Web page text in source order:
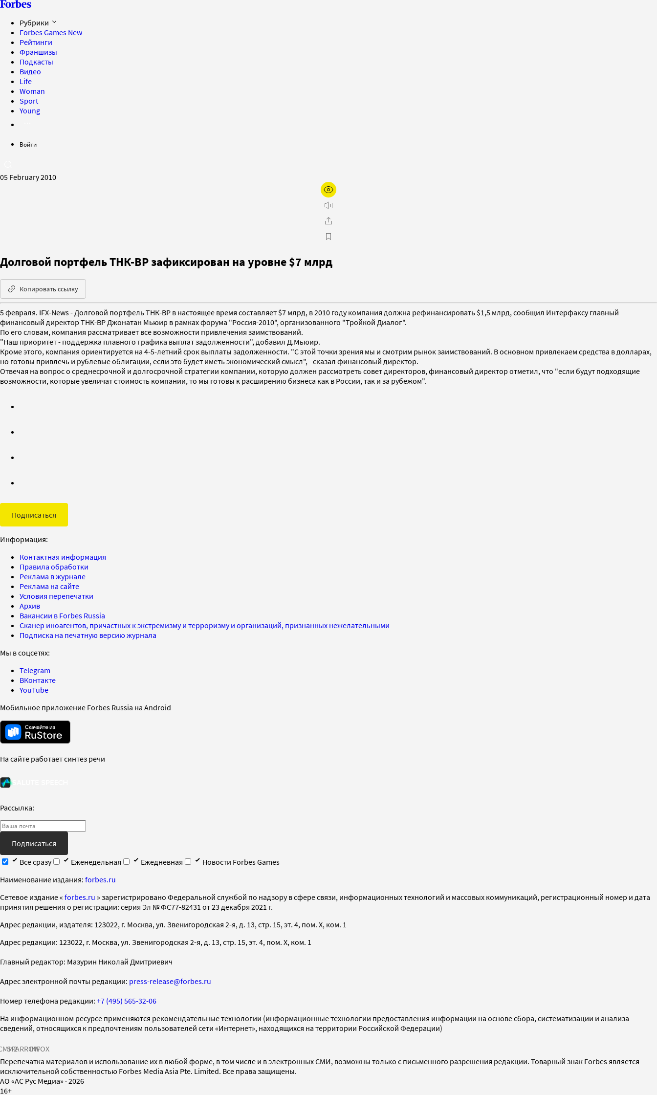
Рубрики
Forbes Games New
Рейтинги
Франшизы
Подкасты
Видео
Life
Woman
Sport
Young
Войти
05 February 2010
Долговой портфель ТНК-BP зафиксирован на уровне $7 млрд
Копировать ссылку
5 февраля. IFX-News - Долговой портфель ТНК-BP в настоящее время составляет $7 млрд, в 2010 году компания должна рефинансировать $1,5 млрд, сообщил Интерфаксу главный
финансовый директор ТНК-BP Джонатан Мьюир в рамках форума "Россия-2010", организованного "Тройкой Диалог".
По его словам, компания рассматривает все возможности привлечения заимствований.
"Наш приоритет - поддержка плавного графика выплат задолженности", добавил Д.Мьюир.
Кроме этого, компания ориентируется на 4-5-летний срок выплаты задолженности. "С этой точки зрения мы и смотрим рынок заимствований. В основном привлекаем средства в долларах,
но готовы привлечь и рублевые облигации, если это будет иметь экономический смысл", - сказал финансовый директор.
Отвечая на вопрос о среднесрочной и долгосрочной стратегии компании, которую должен рассмотреть совет директоров, финансовый директор отметил, что "если будут подходящие
возможности, которые увеличат стоимость компании, то мы готовы к расширению бизнеса как в России, так и за рубежом".
Подписаться
Информация:
Контактная информация
Правила обработки
Реклама в журнале
Реклама на сайте
Условия перепечатки
Архив
Вакансии в Forbes Russia
Сканер иноагентов, причастных к экстремизму и терроризму и организаций, признанных нежелательными
Подписка на печатную версию журнала
Мы в соцсетях:
Telegram
ВКонтакте
YouTube
Мобильное приложение Forbes Russia на Android
На сайте работает синтез речи
Рассылка:
Подписаться
Все сразу
Еженедельная Ежедневная
Новости Forbes Games
Наименование издания: forbes.ru
Cетевое издание « forbes.ru » зарегистрировано Федеральной службой по надзору в сфере связи, информационных технологий и массовых коммуникаций, регистрационный номер и дата
принятия решения о регистрации: серия Эл № ФС77-82431 от 23 декабря 2021 г.
Адрес редакции, издателя: 123022, г. Москва, ул. Звенигородская 2-я, д. 13, стр. 15, эт. 4, пом. X, ком. 1
Адрес редакции: 123022, г. Москва, ул. Звенигородская 2-я, д. 13, стр. 15, эт. 4, пом. X, ком. 1
Главный редактор: Мазурин Николай Дмитриевич
Адрес электронной почты редакции: press-release@forbes.ru
Номер телефона редакции: +7 (495) 565-32-06
На информационном ресурсе применяются рекомендательные технологии (информационные технологии предоставления информации на основе сбора, систематизации и анализа
сведений, относящихся к предпочтениям пользователей сети «Интернет», находящихся на территории Российской Федерации)
SPARROWINFOX
Перепечатка материалов и использование их в любой форме, в том числе и в электронных СМИ, возможны только с письменного разрешения редакции. Товарный знак Forbes является
исключительной собственностью Forbes Media Asia Pte. Limited. Все права защищены.
AO «АС Рус Медиа» · 2026
16+